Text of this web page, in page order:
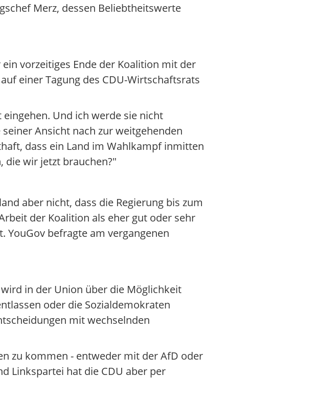
Merz, dessen Beliebtheitswerte
vorzeitiges Ende der Koalition mit der
einer Tagung des CDU-Wirtschaftsrats
Und ich werde sie nicht
Ansicht nach zur weitgehenden
dass ein Land im Wahlkampf inmitten
die wir jetzt brauchen?"
aber nicht, dass die Regierung bis zum
der Koalition als eher gut oder sehr
YouGov befragte am vergangenen
in der Union über die Möglichkeit
oder die Sozialdemokraten
mit wechselnden
zu kommen - entweder mit der AfD oder
Linkspartei hat die CDU aber per